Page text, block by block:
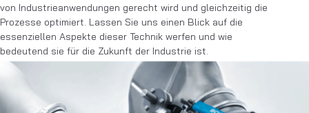
von Industrieanwendungen gerecht wird und gleichzeitig die
Prozesse optimiert. Lassen Sie uns einen Blick auf die
essenziellen Aspekte dieser Technik werfen und wie
bedeutend sie für die Zukunft der Industrie ist.